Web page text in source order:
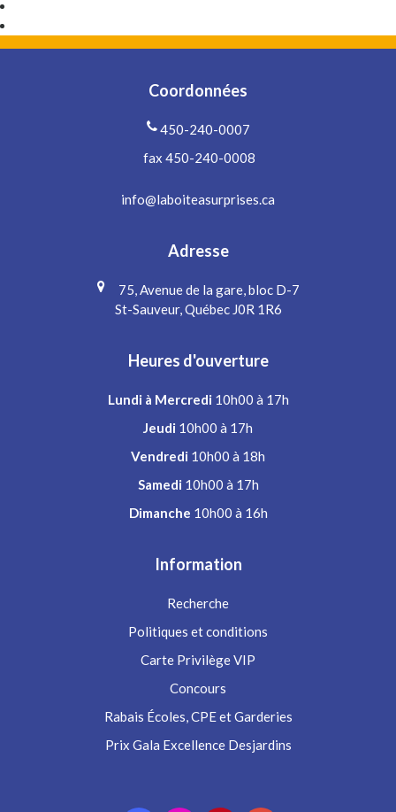
Coordonnées
450-240-0007
fax 450-240-0008
info@laboiteasurprises.ca
Adresse
75, Avenue de la gare, bloc D-7
St-Sauveur, Québec J0R 1R6
Heures d'ouverture
Lundi à Mercredi 10h00 à 17h
Jeudi 10h00 à 17h
Vendredi 10h00 à 18h
Samedi 10h00 à 17h
Dimanche 10h00 à 16h
Information
Recherche
Politiques et conditions
Carte Privilège VIP
Concours
Rabais Écoles, CPE et Garderies
Prix Gala Excellence Desjardins